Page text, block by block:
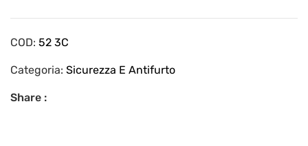
COD: 52 3C
Categoria: Sicurezza E Antifurto
Share :